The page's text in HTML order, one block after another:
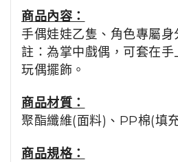
商品內容 ：
手偶娃娃乙隻、角色專屬
註：為掌中戲偶，可套在
玩偶擺飾。
商品材質 ：
聚酯纖維(面料)、PP棉(填
商品規格：